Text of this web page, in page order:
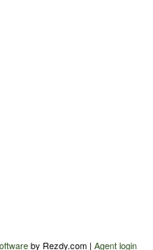
by Rezdy.com | Agent login